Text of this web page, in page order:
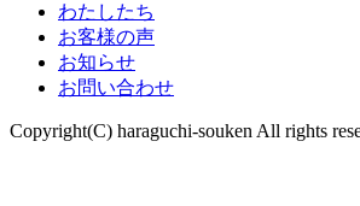
わたしたち
お客様の声
お知らせ
お問い合わせ
Copyright(C) haraguchi-souken All rights